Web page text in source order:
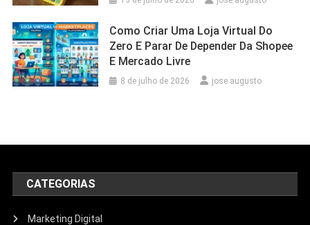
Como Criar Uma Loja Virtual Do
Zero E Parar De Depender Da Shopee
E Mercado Livre
8 de julho de 2026 jose augusto
CATEGORIAS
Marketing Digital